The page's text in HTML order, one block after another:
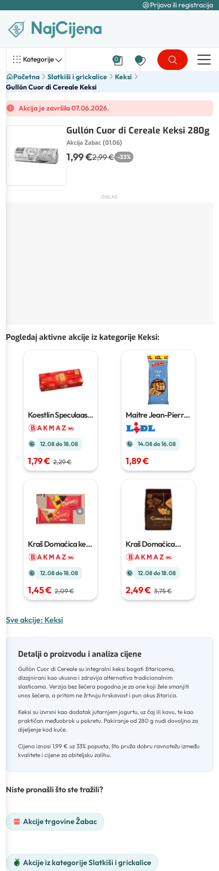
Prijava ili registracija
Kategorije 0
Početna Slatkiši i grickalice
Keksi
Gullón Cuor di Cereale Keksi
Akcija je završila 07.06.2026.
Gullón Cuor di Cereale Keksi 280g
Akcija Žabac (01.06)
1,99 €2,99 € -33%
OGLAS
Pogledaj aktivne akcije iz kategorije Keksi:
Koestlin Speculaas
keks 200 g
12.08 do 18.08
1,79 € 2,29 €
Maitre Jean-Pierre
kakao rolice
14.08 do 16.08
1,89 €
Kraš Domaćica keks
105 g
12.08 do 18.08
1,45 € 2,09 €
Kraš Domaćica
extra choco keks
220 g
12.08 do 18.08
2,49 € 3,75 €
Sve akcije: Keksi
Detalji o proizvodu i analiza cijene
Gullón Cuor di Cereale su integralni keksi bogati žitaricama,
dizajnirani kao ukusna i zdravija alternativa tradicionalnim
slasticama. Verzija bez šećera pogodna je za one koji žele smanjiti
unos šećera, a pritom ne žrtvuju hrskavost i pun okus žitarica.
Keksi su izvrsni kao dodatak jutarnjem jogurtu, uz čaj ili kavu, te kao
praktičan međuobrok u pokretu. Pakiranje od 280 g nudi dovoljno za
dijeljenje kod kuće.
Cijena iznosi 1,99 € uz 33% popusta, što pruža dobru ravnotežu između
kvalitete i cijene za obiteljsku zalihu.
Niste pronašli što ste tražili?
Akcije trgovine Žabac
Akcije iz kategorije Slatkiši i grickalice